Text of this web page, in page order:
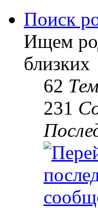
Поиск
Ищем
близких
62
231